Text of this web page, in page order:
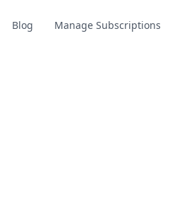
Blog Manage Subscriptions